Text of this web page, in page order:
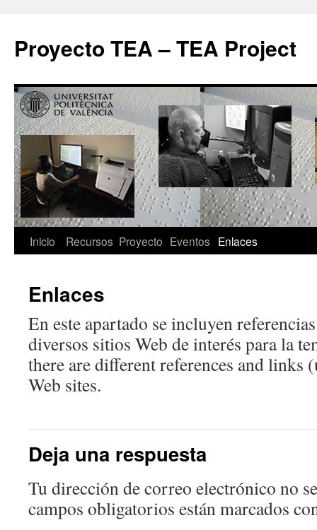
Proyecto TEA – TEA Project
Inicio Recursos Proyecto Eventos Enlaces
Enlaces
En este apartado se incluyen
diversos sitios Web de interés para la
there are different references and links
Web sites.
Deja una respuesta
Tu dirección de correo electrónico no
campos obligatorios están marcados